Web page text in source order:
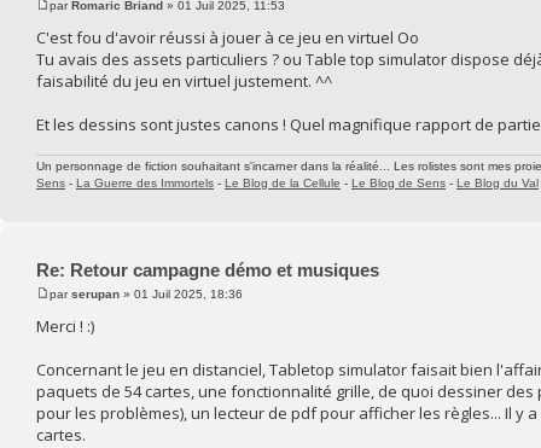
parRomaric Briand » 01 Juil 2025, 11:53
C'est fou d'avoir réussi à jouer à ce jeu en virtuel Oo
Tu avais des assets particuliers ? ou Table top simulator dispose
faisabilité du jeu en virtuel justement. ^^
Et les dessins sont justes canons ! Quel magnifique rapport de
Un personnage de fiction souhaitant s'incarner dans la réalité... Les rolistes sont mes
Sens - La Guerre des Immortels - Le Blog de la Cellule - Le Blog de Sens - Le Blog du Val
Re: Retour campagne démo et musiques
parserupan » 01 Juil 2025, 18:36
Merci ! :)
Concernant le jeu en distanciel, Tabletop simulator faisait bien
paquets de 54 cartes, une fonctionnalité grille, de quoi dessiner
pour les problèmes), un lecteur de pdf pour afficher les règles... Il
cartes.